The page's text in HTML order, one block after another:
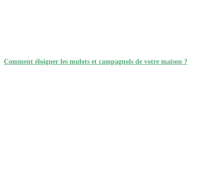
Comment éloigner les mulots et campagnols de votre maison ?